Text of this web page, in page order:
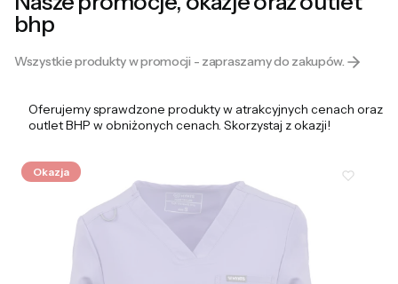
bhp
Wszystkie produkty w promocji - zapraszamy do zakupów.
Oferujemy sprawdzone produkty w atrakcyjnych cenach oraz
outlet BHP w obniżonych cenach. Skorzystaj z okazji!
Okazja